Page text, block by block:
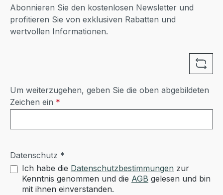
Abonnieren Sie den kostenlosen Newsletter und
profitieren Sie von exklusiven Rabatten und
wertvollen Informationen.
Um weiterzugehen, geben Sie die oben abgebildeten
Zeichen ein *
Datenschutz *
Ich habe die Datenschutzbestimmungen zur
Kenntnis genommen und die AGB gelesen und bin
mit ihnen einverstanden.